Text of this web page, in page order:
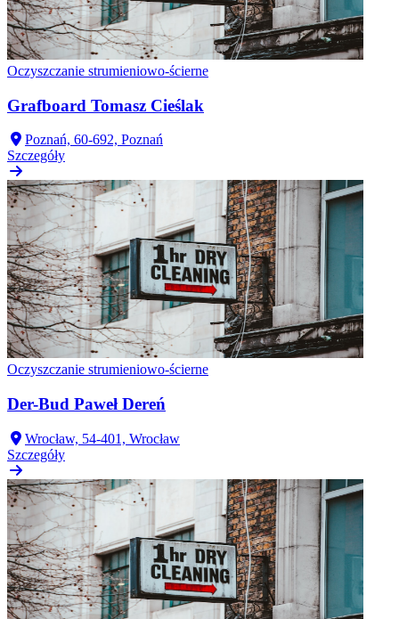
Oczyszczanie strumieniowo-ścierne
Grafboard Tomasz Cieślak
Poznań, 60-692, Poznań
Szczegóły
Oczyszczanie strumieniowo-ścierne
Der-Bud Paweł Dereń
Wrocław, 54-401, Wrocław
Szczegóły